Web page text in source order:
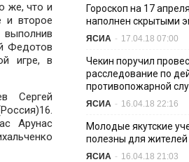
же, что и
и второе
Федотов
игре, в
Сергей
Арунас
Гороскоп на 17
наполнен скрытыми
ЯСИА - 17.04.18 07:00
Чекин поручил
расследование по
противопожарной
ЯСИА - 16.04.18 22:16
Молодые якутские
полезны для жителей
ЯСИА - 16.04.18 21:03